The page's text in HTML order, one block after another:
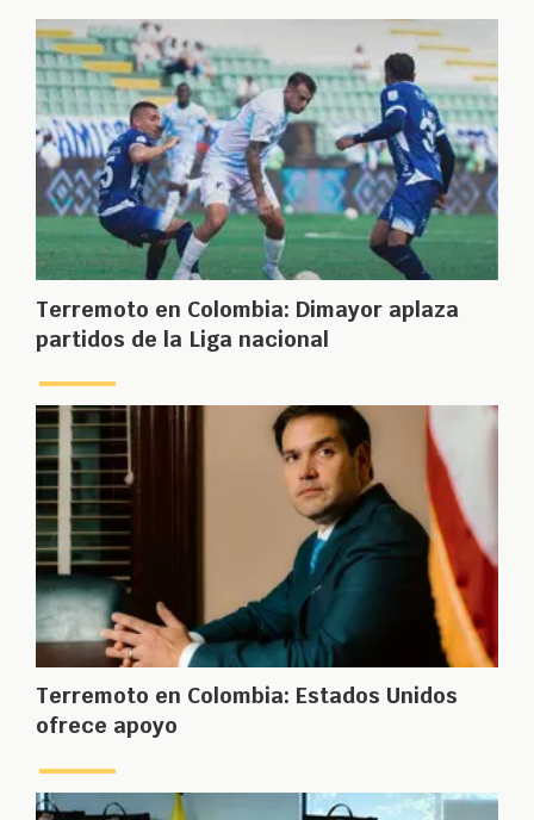
Terremoto en Colombia: Dimayor aplaza
partidos de la Liga nacional
Terremoto en Colombia: Estados Unidos
ofrece apoyo